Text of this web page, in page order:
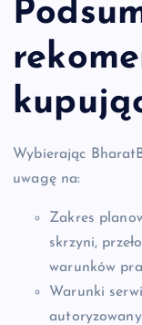
Wybierając
uwagę na:
Zakres
skrzyni,
warunków
Warunki